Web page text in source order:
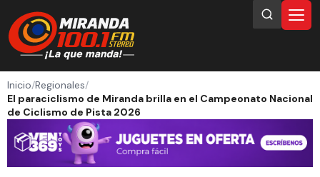
Inicio/Regionales/
El paraciclismo de Miranda brilla en el Campeonato Nacional
de Ciclismo de Pista 2026